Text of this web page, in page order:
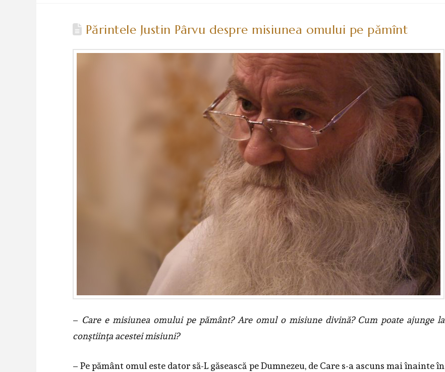
Părintele Justin Pârvu despre misiunea omului pe pămînt
– Care e misiunea omului pe pământ? Are omul o misiune divină? Cum poate ajunge la
conştiinţa acestei misiuni?
– Pe pământ omul este dator să-L găsească pe Dumnezeu, de Care s-a ascuns mai înainte în